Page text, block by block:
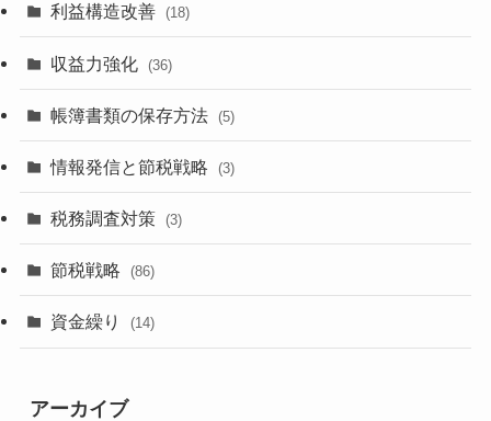
利益構造改善 (18)
収益力強化 (36)
帳簿書類の保存方法 (5)
情報発信と節税戦略 (3)
税務調査対策 (3)
節税戦略 (86)
資金繰り (14)
アーカイブ